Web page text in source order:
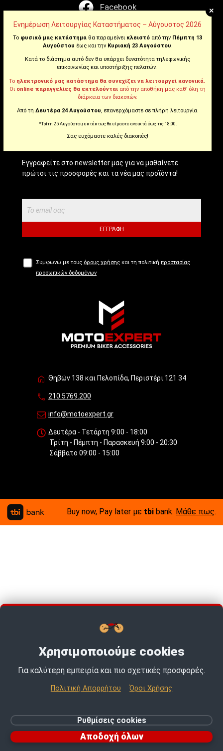
Facebook
Instagram
Youtube
Tiktok
NEWSLETTER!
Εγγραφείτε στο newsletter μας για να μαθαίνετε
πρώτοι τις προσφορές και τα νέα μας προϊόντα!
ΕΓΓΡΑΦΉ
Συμφωνώ με τους όρους χρήσης και τη πολιτική προστασίας
προσωπικών δεδομένων
Θηβών 138 και Πελοπίδα, Περιστέρι 121 34
210.5769.200
info@motoexpert.gr
Δευτέρα - Τετάρτη 9:00 - 18:00
Τρίτη - Πέμπτη - Παρασκευή 9:00 - 20:30
Σάββατο 09:00 - 15:00
Buy now, Pay later με tbi bank. Μάθε πως.
+
Ενημέρωση Λειτουργίας Καταστήματος – Αύγουστος 2026
Το φυσικό μας κατάστημα θα παραμείνει κλειστό από την Πέμπτη 13
Αυγούστου έως και τηνΚυριακή 23 Αυγούστου.
Κατά το διάστημα αυτό δεν θα υπάρχει δυνατότητα τηλεφωνικής
επικοινωνίας και υποστήριξης πελατών.
Το ηλεκτρονικό μας κατάστημα θα συνεχίζει να λειτουργεί κανονικά.
Οι online παραγγελίες θα εκτελούνται από την αποθήκη μας καθ’ όλη τη
διάρκεια των διακοπών.
Από τη Δευτέρα 24 Αυγούστου, επανερχόμαστε σε πλήρη λειτουργία.
*Τρίτη 25 Αυγούστου, εκτάκτως θα είμαστε ανοικτά έως τις 18:00.
Σας ευχόμαστε καλές διακοπές!
Ρυθμίσεις cookies
Χρησιμοποιούμε cookies
Για καλύτερη εμπειρία και πιο σχετικές προσφορές.
Πολιτική Απορρήτου Όροι Χρήσης
Ρυθμίσεις cookies
Αποδοχή όλων